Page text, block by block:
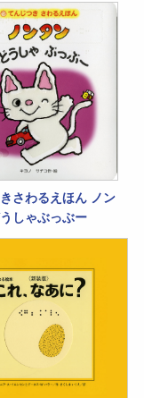
さわるえほん ノン
しゃぶっぶー